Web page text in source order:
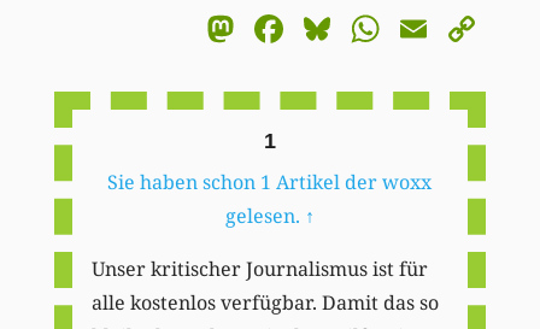
Mastodon
Facebook
BlueskyEmail
1
Sie haben schon 1 Artikel der woxx
gelesen. ↑
Unser kritischer Journalismus ist für
alle kostenlos verfügbar. Damit das so